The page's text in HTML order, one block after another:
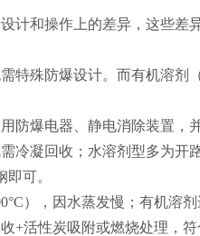
计和操作上的差异，这些差
特殊防爆设计。而有机溶剂
防爆电器、静电消除装置，
冷凝回收；水溶剂型多为开
可。
），因水蒸发慢；有机溶
+活性炭吸附或燃烧处理，符